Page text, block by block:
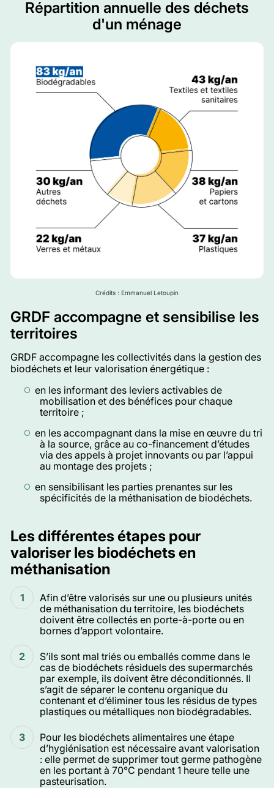
Répartition annuelle des déchets
d'un ménage
Crédits : Emmanuel Letoupin
GRDF accompagne et sensibilise les
territoires
GRDF accompagne les collectivités dans la gestion des
biodéchets et leur valorisation énergétique :
en les informant des leviers activables de
mobilisation et des bénéfices pour chaque
territoire ;
en les accompagnant dans la mise en œuvre du tri
à la source, grâce au co-financement d’études
via des appels à projet innovants ou par l’appui
au montage des projets ;
en sensibilisant les parties prenantes sur les
spécificités de la méthanisation de biodéchets.
Les différentes étapes pour
valoriser les biodéchets en
méthanisation
Afin d’être valorisés sur une ou plusieurs unités
de méthanisation du territoire, les biodéchets
doivent être collectés en porte-à-porte ou en
bornes d’apport volontaire.
S’ils sont mal triés ou emballés comme dans le
cas de biodéchets résiduels des supermarchés
par exemple, ils doivent être déconditionnés. Il
s’agit de séparer le contenu organique du
contenant et d’éliminer tous les résidus de types
plastiques ou métalliques non biodégradables.
Pour les biodéchets alimentaires une étape
d’hygiénisation est nécessaire avant valorisation
: elle permet de supprimer tout germe pathogène
en les portant à 70°C pendant 1 heure telle une
pasteurisation.